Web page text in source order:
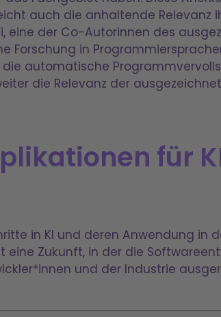
auch die anhaltende
eine der Co-Autorinnen des
Forschung in
automatische
die Relevanz der
für
in KI und deren Anwendung in
Zukunft, in der die
und der Industrie